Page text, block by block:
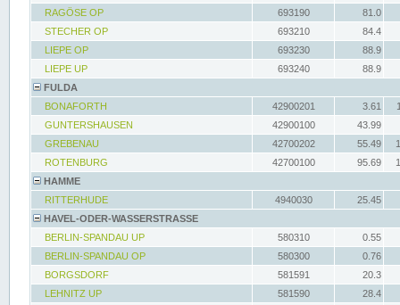
RAGÖSE OP
693190
81.0
STECHER OP
693210
84.4
LIEPE OP
693230
88.9
LIEPE UP
693240
88.9
FULDA
BONAFORTH
42900201 3.61
GUNTERSHAUSEN
42900100
43.99
GREBENAU
42700202 55.49
ROTENBURG
42700100 95.69
HAMME
RITTERHUDE
4940030
25.45
HAVEL-ODER-WASSERSTRASSE
BERLIN-SPANDAU UP
580310
0.55
BERLIN-SPANDAU OP
580300
0.76
BORGSDORF
581591
20.3
LEHNITZ UP
581590
28.4